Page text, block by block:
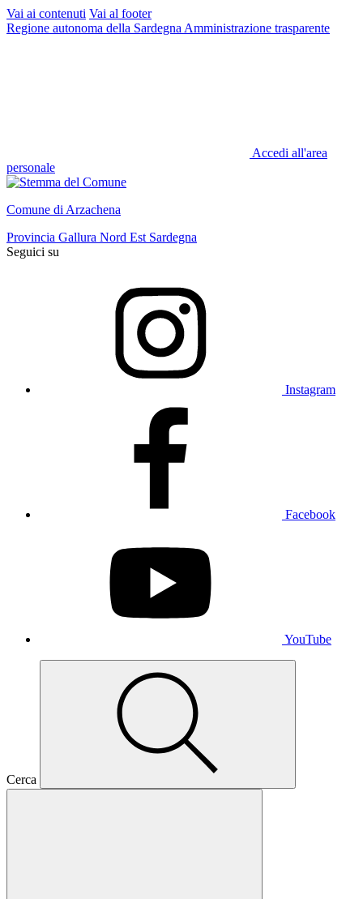
Vai ai contenuti Vai al footer
Regione autonoma della Sardegna Amministrazione trasparente
Accedi all'area
personale
Comune di Arzachena
Provincia Gallura Nord Est Sardegna
Seguici su
Instagram
Facebook
YouTube
Cerca